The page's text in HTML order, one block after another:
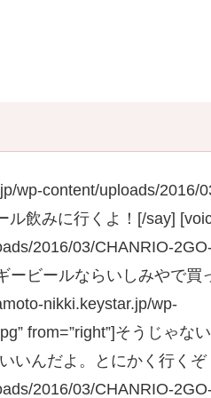
wp-content/uploads/2016/
ル飲みに行くよ！[/say]
2016/03/CHANRIO-
ービールならいしみやで買
nikki.keystar.jp/wp-
from=”right”]そうじゃな
いんだよ。とにかく行く
2016/03/CHANRIO-